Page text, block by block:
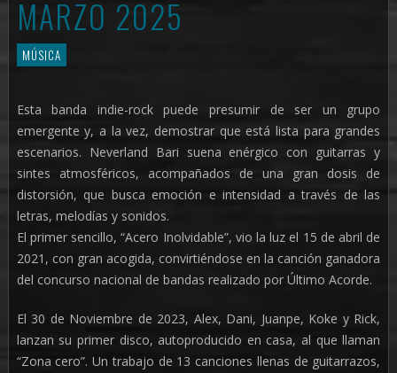
MARZO 2025
MÚSICA
Esta banda indie-rock puede presumir de ser un grupo
emergente y, a la vez, demostrar que está lista para grandes
escenarios. Neverland Bari suena enérgico con guitarras y
sintes atmosféricos, acompañados de una gran dosis de
distorsión, que busca emoción e intensidad a través de las
letras, melodías y sonidos.
El primer sencillo, “Acero Inolvidable”, vio la luz el 15 de abril de
2021, con gran acogida, convirtiéndose en la canción ganadora
del concurso nacional de bandas realizado por Último Acorde.
El 30 de Noviembre de 2023, Alex, Dani, Juanpe, Koke y Rick,
lanzan su primer disco, autoproducido en casa, al que llaman
“Zona cero”. Un trabajo de 13 canciones llenas de guitarrazos,